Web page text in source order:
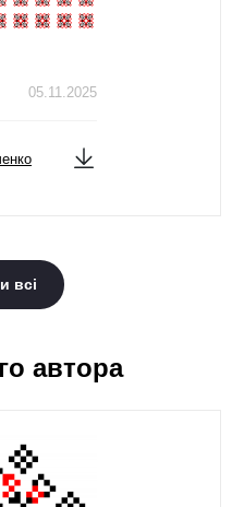
05.11.2025
всі
автора